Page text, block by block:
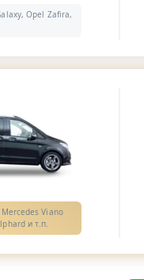
Opel Zafira,
Viano
и т.п.